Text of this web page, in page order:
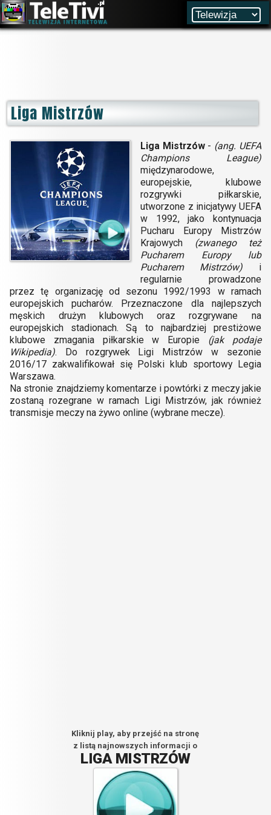
Liga Mistrzów
Liga Mistrzów- (ang. UEFA
Champions League)
międzynarodowe,
europejskie, klubowe
rozgrywki piłkarskie,
utworzone z inicjatywy UEFA
w 1992, jako kontynuacja
Pucharu Europy Mistrzów
Krajowych (zwanego też
Pucharem Europy lub
Pucharem Mistrzów) i
regularnie prowadzone
przez tę organizację od sezonu 1992/1993 w ramach
europejskich pucharów. Przeznaczone dla najlepszych
męskich drużyn klubowych oraz rozgrywane na
europejskich stadionach. Są to najbardziej prestiżowe
klubowe zmagania piłkarskie w Europie (jak podaje
Wikipedia). Do rozgrywek Ligi Mistrzów w sezonie
2016/17 zakwalifikował się Polski klub sportowy Legia
Warszawa.
Na stronie znajdziemy komentarze i powtórki z meczy jakie
zostaną rozegrane w ramach Ligi Mistrzów, jak również
transmisje meczy na żywo online (wybrane mecze).
Kliknij play, aby przejść na stronę
z listą najnowszych informacji o
LIGA MISTRZÓW